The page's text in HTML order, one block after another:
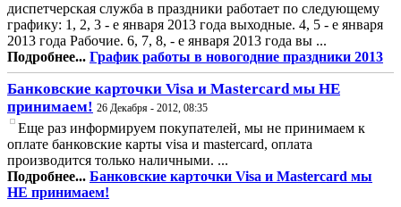
диспетчерская служба в праздники работает по следующему
графику: 1, 2, 3 - е января 2013 года выходные. 4, 5 - е января
2013 года Рабочие. 6, 7, 8, - е января 2013 года вы ...
Подробнее... График работы в новогодние праздники 2013
Банковские карточки Visa и Mastercard мы НЕ
принимаем! 26 Декабря - 2012, 08:35
Еще раз информируем покупателей, мы не принимаем к
оплате банковские карты visa и mastercard, оплата
производится только наличными. ...
Подробнее... Банковские карточки Visa и Mastercard мы
НЕ принимаем!